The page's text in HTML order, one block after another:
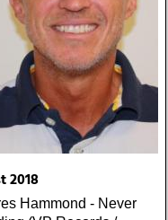
(angel air) roky
w/okkervil river :
love cast out all evil
) steve poltz :
(seedling)
2018
Hammond - Never